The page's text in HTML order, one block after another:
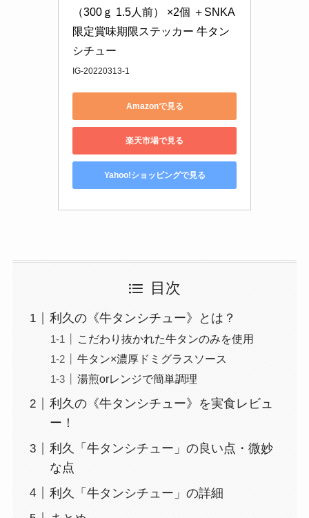
（300ｇ 1.5人前） ×2個 ＋SNKA
限定賞味期限ステッカー 牛タン
シチュー
IG-20220313-1
Amazonで見る
楽天市場で見る
Yahoo!ショッピングで見る
目次
利久の《牛タンシチュー》とは？
こだわり抜かれた牛タンのみを使用
牛タン×濃厚ドミグラスソース
湯煎orレンジで簡単調理
利久の《牛タンシチュー》を実食レビュ
ー！
利久「牛タンシチュー」の良い点・微妙
な点
利久「牛タンシチュー」の詳細